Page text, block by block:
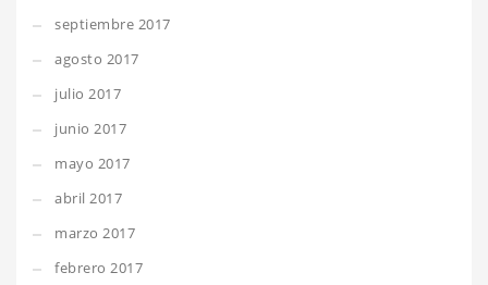
septiembre 2017
agosto 2017
julio 2017
junio 2017
mayo 2017
abril 2017
marzo 2017
febrero 2017